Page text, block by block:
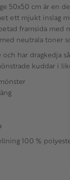
50x50 cm är en
ett mjukt inslag
framsida med
neutrala toner
har dragkedja så
kuddar i
100 %